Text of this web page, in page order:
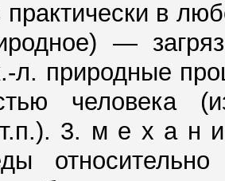
практически в
—
л. природные
человека
3. м е ­х а н